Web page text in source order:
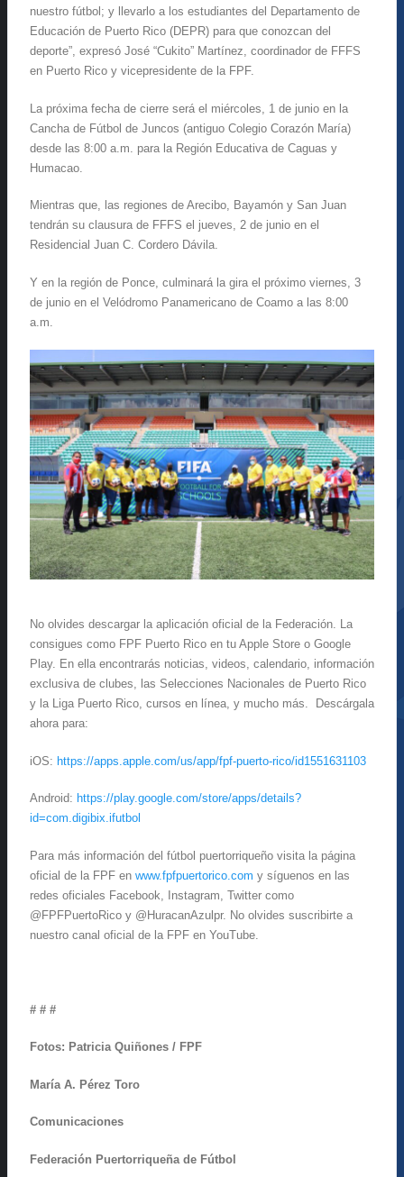
nuestro fútbol; y llevarlo a los estudiantes del Departamento de
Educación de Puerto Rico (DEPR) para que conozcan del
deporte”, expresó José “Cukito” Martínez, coordinador de FFFS
en Puerto Rico y vicepresidente de la FPF.
La próxima fecha de cierre será el miércoles, 1 de junio en la
Cancha de Fútbol de Juncos (antiguo Colegio Corazón María)
desde las 8:00 a.m. para la Región Educativa de Caguas y
Humacao.
Mientras que, las regiones de Arecibo, Bayamón y San Juan
tendrán su clausura de FFFS el jueves, 2 de junio en el
Residencial Juan C. Cordero Dávila.
Y en la región de Ponce, culminará la gira el próximo viernes, 3
de junio en el Velódromo Panamericano de Coamo a las 8:00
a.m.
No olvides descargar la aplicación oficial de la Federación. La
consigues como FPF Puerto Rico en tu Apple Store o Google
Play. En ella encontrarás noticias, videos, calendario, información
exclusiva de clubes, las Selecciones Nacionales de Puerto Rico
y la Liga Puerto Rico, cursos en línea, y mucho más. Descárgala
ahora para:
iOS: https://apps.apple.com/us/app/fpf-puerto-rico/id1551631103
Android: https://play.google.com/store/apps/details?
id=com.digibix.ifutbol
Para más información del fútbol puertorriqueño visita la página
oficial de la FPF en www.fpfpuertorico.com y síguenos en las
redes oficiales Facebook, Instagram, Twitter como
@FPFPuertoRico y @HuracanAzulpr. No olvides suscribirte a
nuestro canal oficial de la FPF en YouTube.
# # #
Fotos: Patricia Quiñones / FPF
María A. Pérez Toro
Comunicaciones
Federación Puertorriqueña de Fútbol